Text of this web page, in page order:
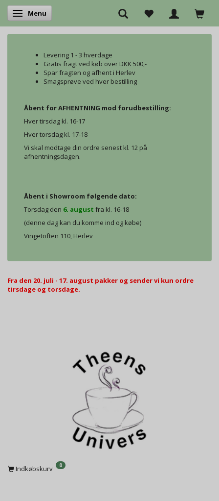
Skifte navigation
Menu
Levering 1 - 3 hverdage
Gratis fragt ved køb over DKK 500,-
Spar fragten og afhent i Herlev
Smagsprøve ved hver bestilling
Åbent for AFHENTNING mod forudbestilling:
Hver tirsdag kl. 16-17
Hver torsdag kl. 17-18
Vi skal modtage din ordre senest kl. 12 på
afhentningsdagen.
Åbent i Showroom følgende dato:
Torsdag den 6. august fra kl. 16-18
(denne dag kan du komme ind og købe)
Vingetoften 110, Herlev
Fra den 20. juli - 17. august pakker og sender vi kun ordre
tirsdage og torsdage.
Indkøbskurv 0